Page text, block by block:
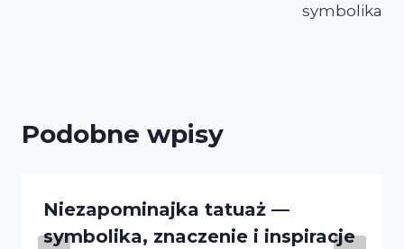
symbolika
Podobne wpisy
Niezapominajka tatuaż —
symbolika, znaczenie i inspiracje